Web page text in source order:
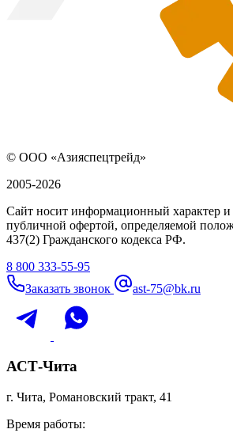
© ООО «Азияспецтрейд»
2005-2026
Сайт носит информационный характер и
публичной офертой, определяемой
437(2) Гражданского кодекса РФ.
8 800 333-55-95
Заказать звонок
ast-75@bk.ru
АСТ-Чита
г. Чита, Романовский тракт, 41
Время работы: